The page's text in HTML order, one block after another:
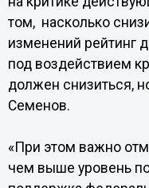
том, насколько
изменений рейтинг
под воздействием
должен снизиться,
Семенов.
«При этом важно
чем выше уровень